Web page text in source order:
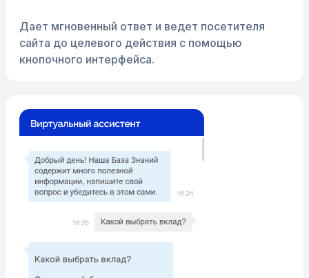
Дает мгновенный ответ и ведет посетителя
сайта до целевого действия с помощью
кнопочного интерфейса.